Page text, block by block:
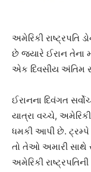
અમેરિકી
છે જ્યારે ઈરાન તેના
એક દિવસીય અંતિમ
ઈરાનના દિવંગત
યાત્રા વચ્ચે, અમેરિકી
ધમકી આપી છે. ટ્રમ્પે
તો તેઓ અમારી સાથે
અમેરિકી